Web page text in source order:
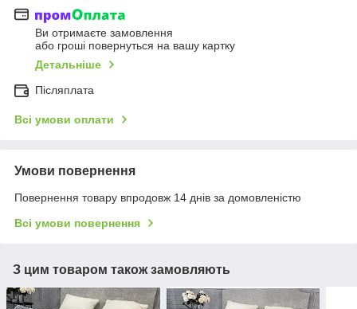
Ви отримаєте замовлення
або гроші повернуться на вашу картку
Детальніше
Післяплата
Всі умови оплати
Умови повернення
Повернення товару впродовж 14 днів за домовленістю
Всі умови повернення
З цим товаром також замовляють